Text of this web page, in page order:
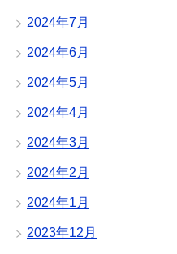
2024年7月
2024年6月
2024年5月
2024年4月
2024年3月
2024年2月
2024年1月
2023年12月